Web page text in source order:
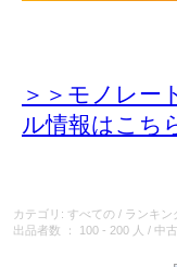
＞＞モノレー
ル情報はこち
カテゴリ: すべての / ランキン
出品者数
： 100 - 200 人 / 中